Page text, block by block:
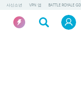
사신소년 VPN 앱 BATTLE ROYALE GD